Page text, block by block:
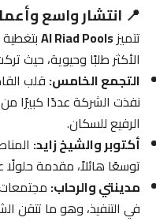
📍 انتشار واسع
تتميزAl Riad Pools
الأكثر طلبًا وحيوية، حيث
التجمع الخامس: قلب
نفذت الشركة عددًا كبيرًا
الرفيع للسكان.
أكتوبر والشيخ زايد:
توسعًا هائلاً، مقدمة
مدينتي والرحاب:
في التنفيذ، وهو ما تتقن